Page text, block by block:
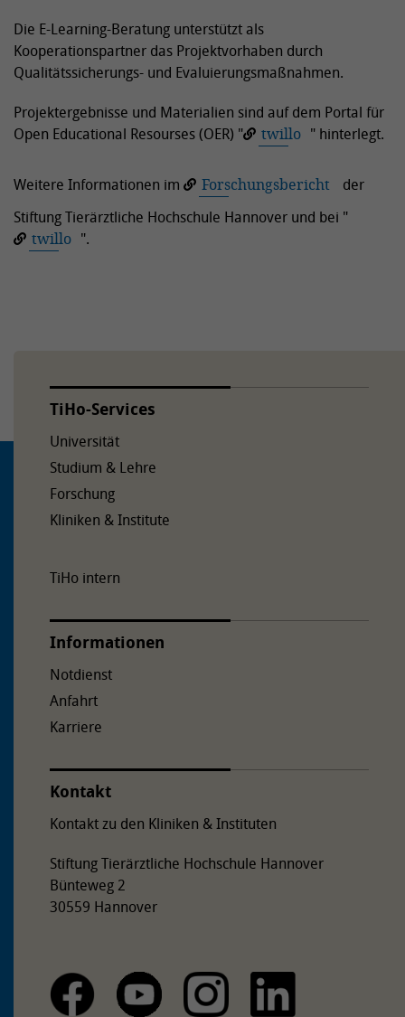
Die E-Learning-Beratung unterstützt als
Kooperationspartner das Projektvorhaben durch
Qualitätssicherungs- und Evaluierungsmaßnahmen.
Projektergebnisse und Materialien sind auf dem Portal für
Open Educational Resourses (OER) "
twillo " hinterlegt.
Weitere Informationen im Forschungsbericht
der
Stiftung Tierärztliche Hochschule Hannover und bei "
twillo ".
TiHo-Services
Universität
Studium & Lehre
Forschung
Kliniken & Institute
TiHo intern
Informationen
Notdienst
Anfahrt
Karriere
Kontakt
Kontakt zu den Kliniken & Instituten
Stiftung Tierärztliche Hochschule Hannover
Bünteweg 2
30559 Hannover